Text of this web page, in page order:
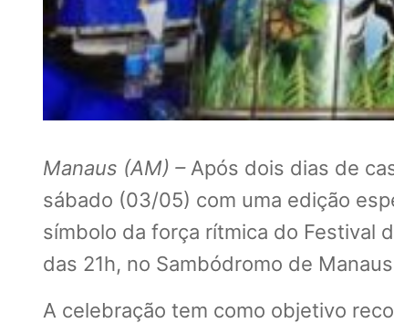
Manaus (AM) – Após dois dias de
sábado (03/05) com uma edição
símbolo da força rítmica do Festival
das 21h, no Sambódromo de
A celebração tem como objetivo